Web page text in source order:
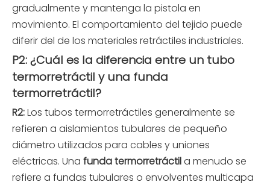
gradualmente y mantenga la pistola en
movimiento. El comportamiento del tejido puede
diferir del de los materiales retráctiles industriales.
P2: ¿Cuál es la diferencia entre un tubo
termorretráctil y una funda
termorretráctil?
R2:Los tubos termorretráctiles generalmente se
refieren a aislamientos tubulares de pequeño
diámetro utilizados para cables y uniones
eléctricas. Una funda termorretráctila menudo se
refiere a fundas tubulares o envolventes multicapa